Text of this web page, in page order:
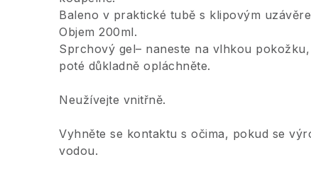
Baleno v praktické tubě s klipovým
Objem 200ml.
Sprchový gel– naneste na vlhkou
poté důkladně opláchněte.
Neužívejte vnitřně.
Vyhněte se kontaktu s očima, pokud se
vodou.